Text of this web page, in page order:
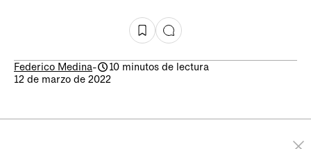
Federico Medina-
10 minutos de lectura
12 de marzo de 2022